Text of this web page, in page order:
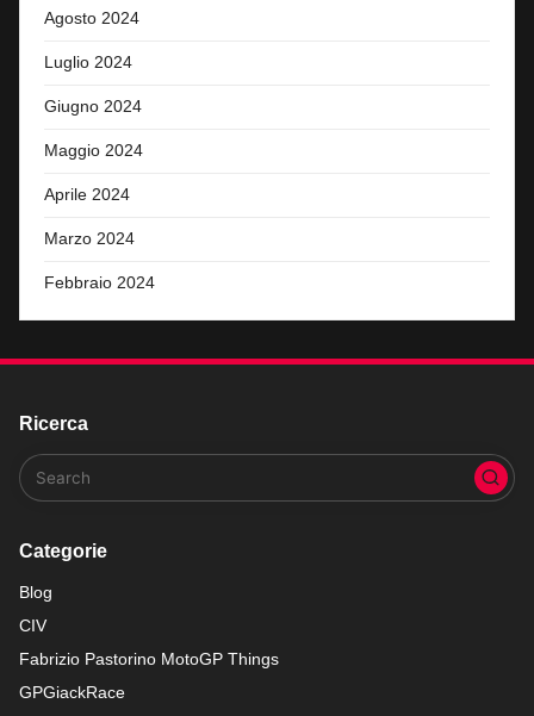
Agosto 2024
Luglio 2024
Giugno 2024
Maggio 2024
Aprile 2024
Marzo 2024
Febbraio 2024
Ricerca
Categorie
Blog
CIV
Fabrizio Pastorino MotoGP Things
GPGiackRace